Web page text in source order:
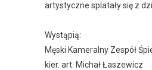
artystyczne splatały się z
Wystąpią:
Męski Kameralny Zespół
kier. art. Michał Łaszewicz